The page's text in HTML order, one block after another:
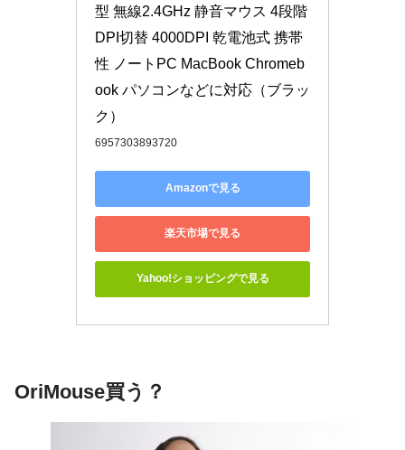
型 無線2.4GHz 静音マウス 4段階
DPI切替 4000DPI 乾電池式 携帯
性 ノートPC MacBook Chromeb
ook パソコンなどに対応（ブラッ
ク）
6957303893720
Amazonで見る
楽天市場で見る
Yahoo!ショッピングで見る
OriMouse買う？